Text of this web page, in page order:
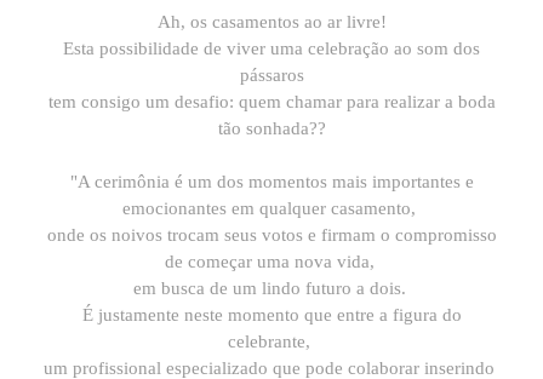
Ah, os casamentos ao ar livre!
Esta possibilidade de viver uma celebração ao som dos
pássaros
tem consigo um desafio: quem chamar para realizar a boda
tão sonhada??
"A cerimônia é um dos momentos mais importantes e
emocionantes em qualquer casamento,
onde os noivos trocam seus votos e firmam o compromisso
de começar uma nova vida,
em busca de um lindo futuro a dois.
É justamente neste momento que entre a figura do
celebrante,
um profissional especializado que pode colaborar inserindo